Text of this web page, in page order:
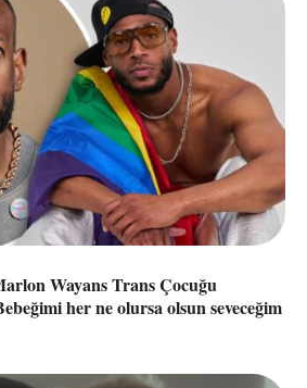
Wayans Trans Çocuğu
her ne olursa olsun seveceğim